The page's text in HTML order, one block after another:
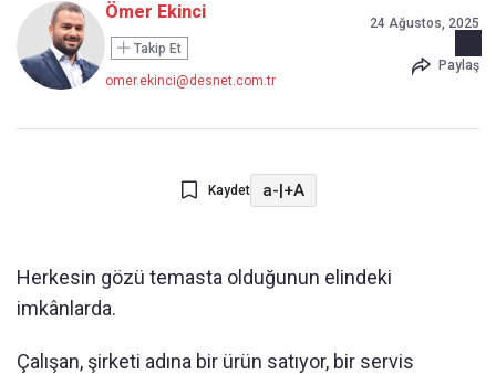
Ömer Ekinci
Takip Et
omer.ekinci@desnet.com.tr
24 Ağustos, 2025
Paylaş
Kaydet a-|+A
Herkesin gözü temasta olduğunun elindeki
imkânlarda.
Çalışan, şirketi adına bir ürün satıyor, bir servis